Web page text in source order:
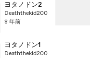
ヨタノドン2
Deaththekid200
8 年前
ヨタノドン1
Deaththekid200